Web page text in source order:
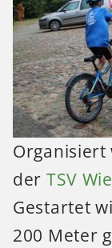
Organisiert
der TSV
Gestartet
200 Meter